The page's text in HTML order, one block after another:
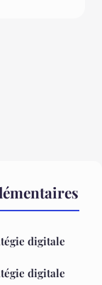
digitale
digitale